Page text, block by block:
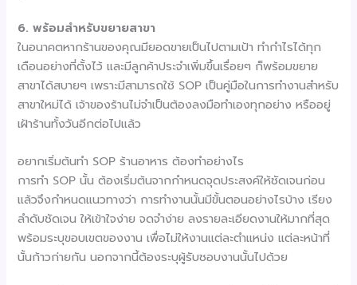
6.พร้อมสำหรับขยายสาขา
ในอนาคตหากร้านของคุณมียอดขายเป็นไปตามเป้า ทำกำไรได้ทุก
เดือนอย่างที่ตั้งไว้ และมีลูกค้าประจำเพิ่มขึ้นเรื่อยๆ ก็พร้อมขยาย
สาขาได้สบายๆ เพราะมีสามารถใช้ SOP เป็นคู่มือในการทำงานสำหรับ
สาขาใหม่ได้ เจ้าของร้านไม่จำเป็นต้องลงมือทำเองทุกอย่าง หรืออยู่
เฝ้าร้านทั้งวันอีกต่อไปแล้ว
อยากเริ่มต้นทำ SOP ร้านอาหาร ต้องทำอย่างไร
การทำ SOP นั้น ต้องเริ่มต้นจากกำหนดจุดประสงค์ให้ชัดเจนก่อน
แล้วจึงกำหนดแนวทางว่า การทำงานนั้นมีขั้นตอนอย่างไรบ้าง เรียง
ลำดับชัดเจน ให้เข้าใจง่าย จดจำง่าย ลงรายละเอียดงานให้มากที่สุด
พร้อมระบุขอบเขตของงาน เพื่อไม่ให้งานแต่ละตำแหน่ง แต่ละหน้าที่
นั้นก้าวก่ายกัน นอกจากนี้ต้องระบุผู้รับชอบงานนั้นไปด้วย